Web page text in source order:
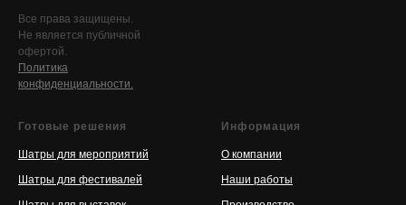
Все права защищены.
Не является публичной
офертой.
Политика
конфиденциальности.
Готовые решения
Шатры для мероприятий
Шатры для фестивалей
Информация
О компании
Наши работы